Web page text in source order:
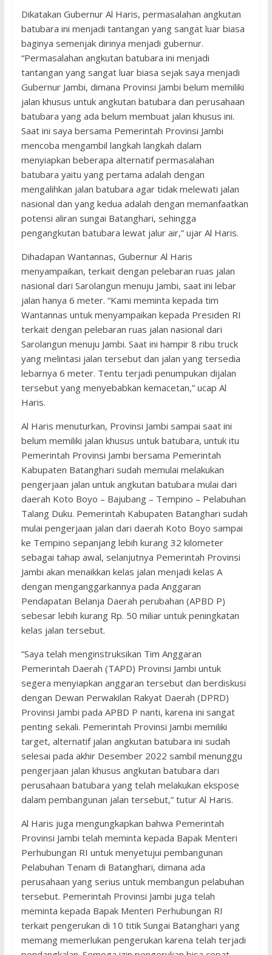
Dikatakan Gubernur Al Haris, permasalahan angkutan
batubara ini menjadi tantangan yang sangat luar biasa
baginya semenjak dirinya menjadi gubernur.
“Permasalahan angkutan batubara ini menjadi
tantangan yang sangat luar biasa sejak saya menjadi
Gubernur Jambi, dimana Provinsi Jambi belum memiliki
jalan khusus untuk angkutan batubara dan perusahaan
batubara yang ada belum membuat jalan khusus ini.
Saat ini saya bersama Pemerintah Provinsi Jambi
mencoba mengambil langkah langkah dalam
menyiapkan beberapa alternatif permasalahan
batubara yaitu yang pertama adalah dengan
mengalihkan jalan batubara agar tidak melewati jalan
nasional dan yang kedua adalah dengan memanfaatkan
potensi aliran sungai Batanghari, sehingga
pengangkutan batubara lewat jalur air,” ujar Al Haris.
Dihadapan Wantannas, Gubernur Al Haris
menyampaikan, terkait dengan pelebaran ruas jalan
nasional dari Sarolangun menuju Jambi, saat ini lebar
jalan hanya 6 meter. “Kami meminta kepada tim
Wantannas untuk menyampaikan kepada Presiden RI
terkait dengan pelebaran ruas jalan nasional dari
Sarolangun menuju Jambi. Saat ini hampir 8 ribu truck
yang melintasi jalan tersebut dan jalan yang tersedia
lebarnya 6 meter. Tentu terjadi penumpukan dijalan
tersebut yang menyebabkan kemacetan,” ucap Al
Haris.
Al Haris menuturkan, Provinsi Jambi sampai saat ini
belum memiliki jalan khusus untuk batubara, untuk itu
Pemerintah Provinsi Jambi bersama Pemerintah
Kabupaten Batanghari sudah memulai melakukan
pengerjaan jalan untuk angkutan batubara mulai dari
daerah Koto Boyo – Bajubang – Tempino – Pelabuhan
Talang Duku. Pemerintah Kabupaten Batanghari sudah
mulai pengerjaan jalan dari daerah Koto Boyo sampai
ke Tempino sepanjang lebih kurang 32 kilometer
sebagai tahap awal, selanjutnya Pemerintah Provinsi
Jambi akan menaikkan kelas jalan menjadi kelas A
dengan menganggarkannya pada Anggaran
Pendapatan Belanja Daerah perubahan (APBD P)
sebesar lebih kurang Rp. 50 miliar untuk peningkatan
kelas jalan tersebut.
“Saya telah menginstruksikan Tim Anggaran
Pemerintah Daerah (TAPD) Provinsi Jambi untuk
segera menyiapkan anggaran tersebut dan berdiskusi
dengan Dewan Perwakilan Rakyat Daerah (DPRD)
Provinsi Jambi pada APBD P nanti, karena ini sangat
penting sekali. Pemerintah Provinsi Jambi memiliki
target, alternatif jalan angkutan batubara ini sudah
selesai pada akhir Desember 2022 sambil menunggu
pengerjaan jalan khusus angkutan batubara dari
perusahaan batubara yang telah melakukan ekspose
dalam pembangunan jalan tersebut,” tutur Al Haris.
Al Haris juga mengungkapkan bahwa Pemerintah
Provinsi Jambi telah meminta kepada Bapak Menteri
Perhubungan RI untuk menyetujui pembangunan
Pelabuhan Tenam di Batanghari, dimana ada
perusahaan yang serius untuk membangun pelabuhan
tersebut. Pemerintah Provinsi Jambi juga telah
meminta kepada Bapak Menteri Perhubungan RI
terkait pengerukan di 10 titik Sungai Batanghari yang
memang memerlukan pengerukan karena telah terjadi